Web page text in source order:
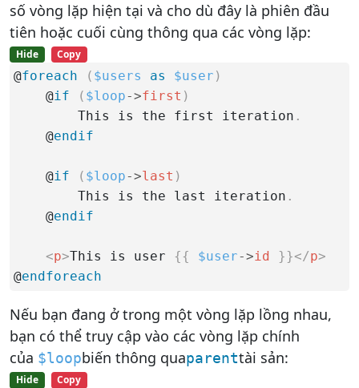
số vòng lặp hiện tại và cho dù đây là phiên đầu
tiên hoặc cuối cùng thông qua các vòng lặp:
Hide Copy
@foreach ( $users as $user )
    @
if ( $loop->first )
        This is the first iteration
.
    @
endif
    @
if ( $loop->last )
        This is the last iteration
.
    @
endif
<p>This is user {{ $user->id }}</p>
@endforeach
Nếu bạn đang ở trong một vòng lặp lồng nhau,
bạn có thể truy cập vào các vòng lặp chính
của $loopbiến thông quaparenttài sản:
Hide Copy